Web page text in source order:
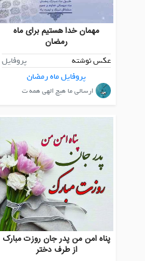
مهمان خدا هستیم برای ماه
رمضان
عکس نوشته
پروفایل
پروفایل ماه رمضان
ارسالی ما هیچ الهی همه ت
پناه امن من پدر جان روزت مبارک
از طرف دختر